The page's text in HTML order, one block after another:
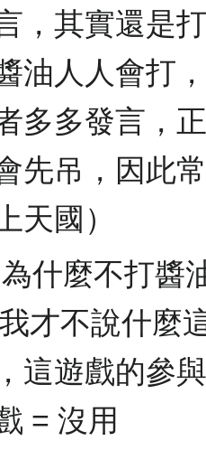
，其實還是
油人人會打
多多發言，
先吊，因此
天國）
什麼不打醬
才不說什麼
這遊戲的參
= 沒用